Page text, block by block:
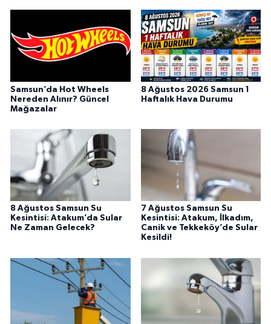
Samsun’da Hot Wheels
Nereden Alınır? Güncel
Mağazalar
8 Ağustos 2026 Samsun 1
Haftalık Hava Durumu
8 Ağustos Samsun Su
Kesintisi: Atakum’da Sular
Ne Zaman Gelecek?
7 Ağustos Samsun Su
Kesintisi: Atakum, İlkadım,
Canik ve Tekkeköy’de Sular
Kesildi!